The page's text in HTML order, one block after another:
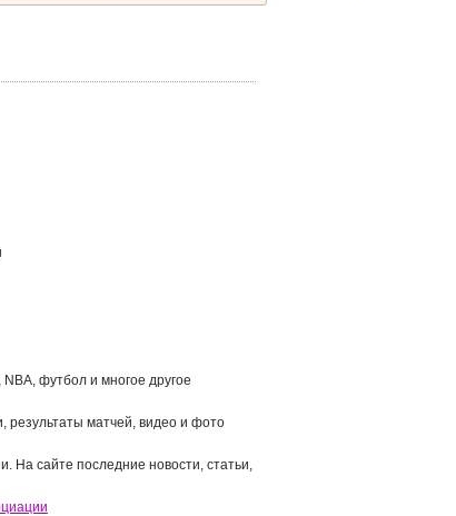
футбол и многое другое
результаты матчей, видео и фото
На сайте последние новости, статьи,